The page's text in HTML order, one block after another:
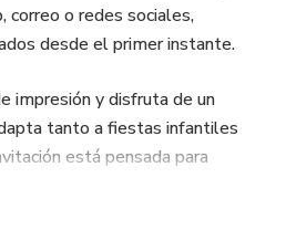
o redes sociales,
desde el primer instante.
impresión y disfruta de un
tanto a fiestas infantiles
está pensada para